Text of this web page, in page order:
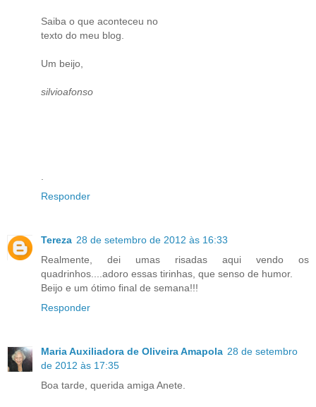
Saiba o que aconteceu no
texto do meu blog.
Um beijo,
silvioafonso
.
Responder
Tereza 28 de setembro de 2012 às 16:33
Realmente, dei umas risadas aqui vendo os
quadrinhos....adoro essas tirinhas, que senso de humor.
Beijo e um ótimo final de semana!!!
Responder
Maria Auxiliadora de Oliveira Amapola 28 de setembro
de 2012 às 17:35
Boa tarde, querida amiga Anete.